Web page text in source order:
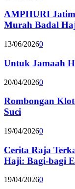
AMPHURI
Murah Badal
13/06/20260
Untuk Jamaah
20/04/20260
Rombongan
Suci
19/04/20260
Cerita Raja
Haji: Bagi-bagi
19/04/20260